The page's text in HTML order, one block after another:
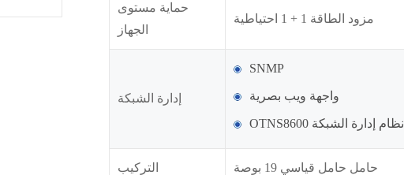
حماية مستوى
الجهاز
مزود الطاقة 1 + 1 احتياطية
إدارة الشبكة
SNMP
واجهة ويب بصرية
OTNS8600 نظام إدارة الشبكة
التركيب حامل حامل قياسي 19 بوصة